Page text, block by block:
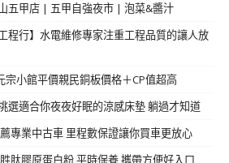
五甲店 | 五甲自強夜市 | 泡菜&醬汁
程行】水電維修專家注重工程品質的讓人放
宗小館平價親民銅板價格＋CP值超高
選適合你夜夜好眠的涼感床墊 躺過才知道
專業中古車 里程數保證讓你買車更放心
肽膠原蛋白粉 平時保養 攜帶方便好入口